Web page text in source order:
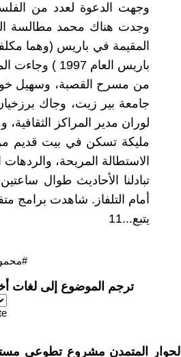
وجهت الدعوة لعدد من
وجدت هناك محمد مطالسة
المقيمة في باريس (وهما
باريس العام
من مسرح القصبة، وسهيل
جامعة بير زيت، وجاك
لوران مدير المراكز
مليكة تسكن في بيت قديم
الاستطالة المريحة،
تبادلنا الأحاديث طوال
أمام التلفاز. شاهدت برامج
يتبع...11
ترجم الموضوع إلى لغات
الحوار المتمدن مشروع تطوعي